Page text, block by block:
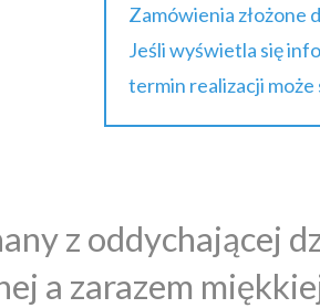
Zamówienia złożone
Jeśli wyświetla się
termin realizacji może
z oddychającej
a zarazem